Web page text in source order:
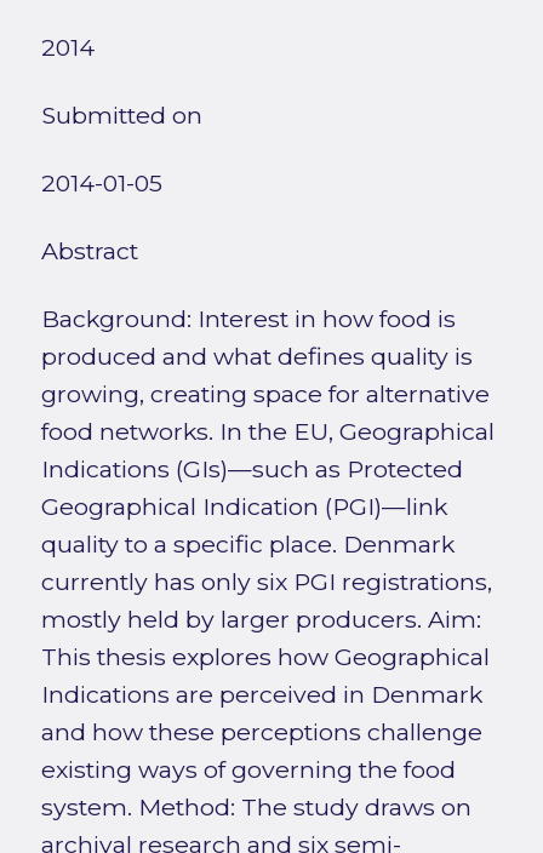
2014
Submitted on
2014-01-05
Abstract
Background: Interest in how food is
produced and what defines quality is
growing, creating space for alternative
food networks. In the EU, Geographical
Indications (GIs)—such as Protected
Geographical Indication (PGI)—link
quality to a specific place. Denmark
currently has only six PGI registrations,
mostly held by larger producers. Aim:
This thesis explores how Geographical
Indications are perceived in Denmark
and how these perceptions challenge
existing ways of governing the food
system. Method: The study draws on
archival research and six semi-